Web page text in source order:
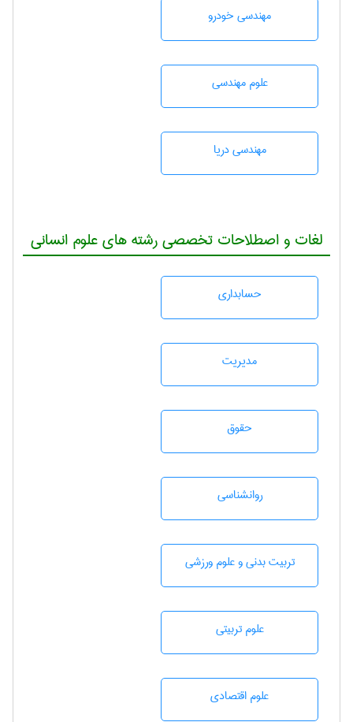
مهندسی خودرو
علوم مهندسی
مهندسی دریا
لغات و اصطلاحات تخصصی رشته های علوم انسانی
حسابداری
مديريت
حقوق
روانشناسی
تربيت بدنی و علوم ورزشی
علوم تربيتی
علوم اقتصادی